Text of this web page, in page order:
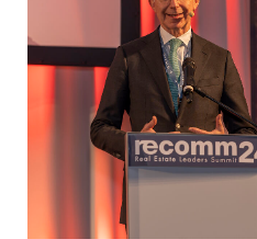
epmedia Werbeagentur
ESTINA Immobilien
Grossmann + Kaswurm Immobilien
Gutwerk Immobilien Treuhand
HANDLER Gruppe